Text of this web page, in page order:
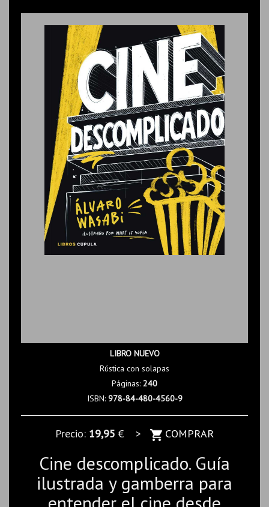
LIBRO NUEVO
Rústica con solapas
Páginas: 240
ISBN: 978-84-480-4560-9
Precio: 19,95 € > COMPRAR
Cine descomplicado. Guía
ilustrada y gamberra para
entender el cine desde